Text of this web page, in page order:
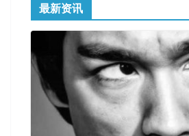
最新资讯